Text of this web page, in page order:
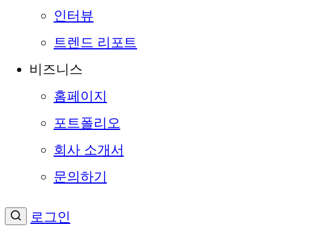
인터뷰
트렌드 리포트
비즈니스
홈페이지
포트폴리오
회사 소개서
문의하기
로그인